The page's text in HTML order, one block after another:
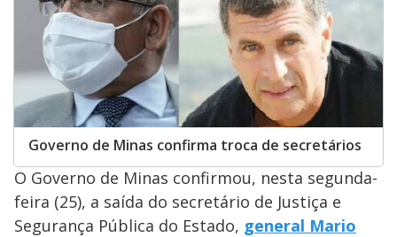
Governo de Minas confirma troca de secretários
O Governo de Minas confirmou, nesta segunda-
feira (25), a saída do secretário de Justiça e
Segurança Pública do Estado, general Mario